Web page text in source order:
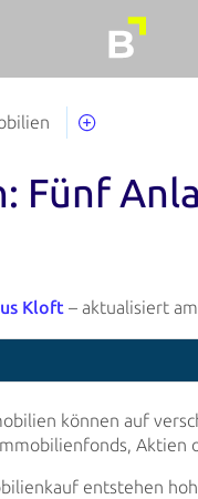
Fünf
Kloft – aktualisiert
können auf
Aktien
entstehen